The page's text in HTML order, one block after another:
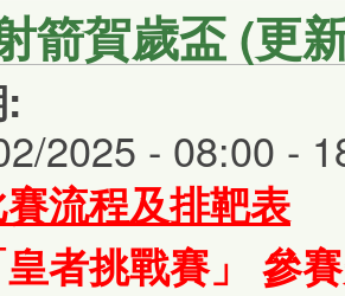
箭賀歲盃 (更
2025 - 08:00 -
流程及排靶表
者挑戰賽」 參